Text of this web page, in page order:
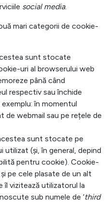
social media.
mari categorii de cookie-
sunt stocate
uri al browserului web
până când
respectiv sau închide
în momentul
de webmail sau pe rețele de
sunt stocate pe
utilizat (și, în general, depind
pentru cookie). Cookie-
pe cele plasate de un alt
vizitează utilizatorul la
sub numele de ‘third